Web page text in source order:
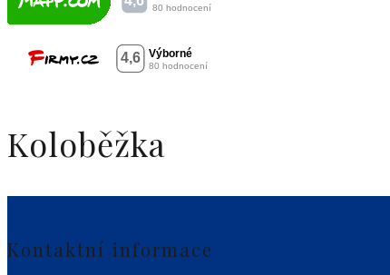
Koloběžka
Kontaktní informace